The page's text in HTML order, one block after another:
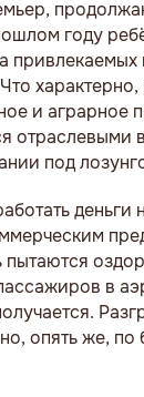
году
и аграрное
под
пытаются
в
опять же,